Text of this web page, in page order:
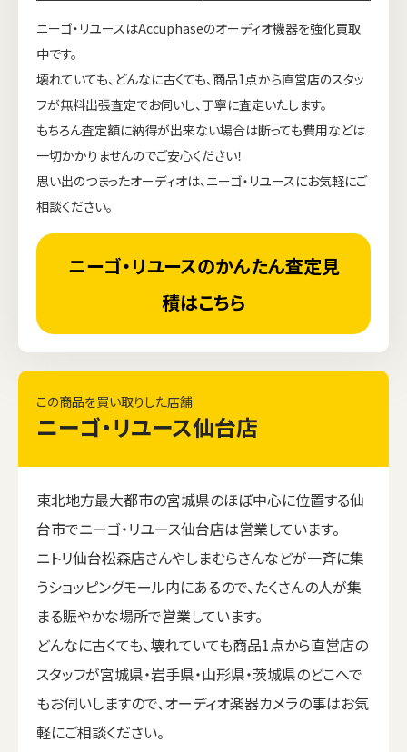
ニーゴ・リユースはAccuphaseのオーディオ機器を強化買取
中です。
壊れていても、どんなに古くても、商品1点から直営店のスタッ
フが無料出張査定でお伺いし、丁寧に査定いたします。
もちろん査定額に納得が出来ない場合は断っても費用などは
一切かかりませんのでご安心ください！
思い出のつまったオーディオは、ニーゴ・リユースにお気軽にご
相談ください。
ニーゴ・リユースのかんたん査定見
積はこちら
この商品を買い取りした店舗
ニーゴ・リユース仙台店
東北地方最大都市の宮城県のほぼ中心に位置する仙
台市でニーゴ・リユース仙台店は営業しています。
ニトリ仙台松森店さんやしまむらさんなどが一斉に集
うショッピングモール内にあるので、たくさんの人が集
まる賑やかな場所で営業しています。
どんなに古くても、壊れていても商品1点から直営店の
スタッフが宮城県・岩手県・山形県・茨城県のどこへで
もお伺いしますので、オーディオ楽器カメラの事はお気
軽にご相談ください。